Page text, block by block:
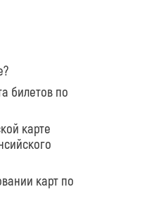
билетов по
карте
карт по